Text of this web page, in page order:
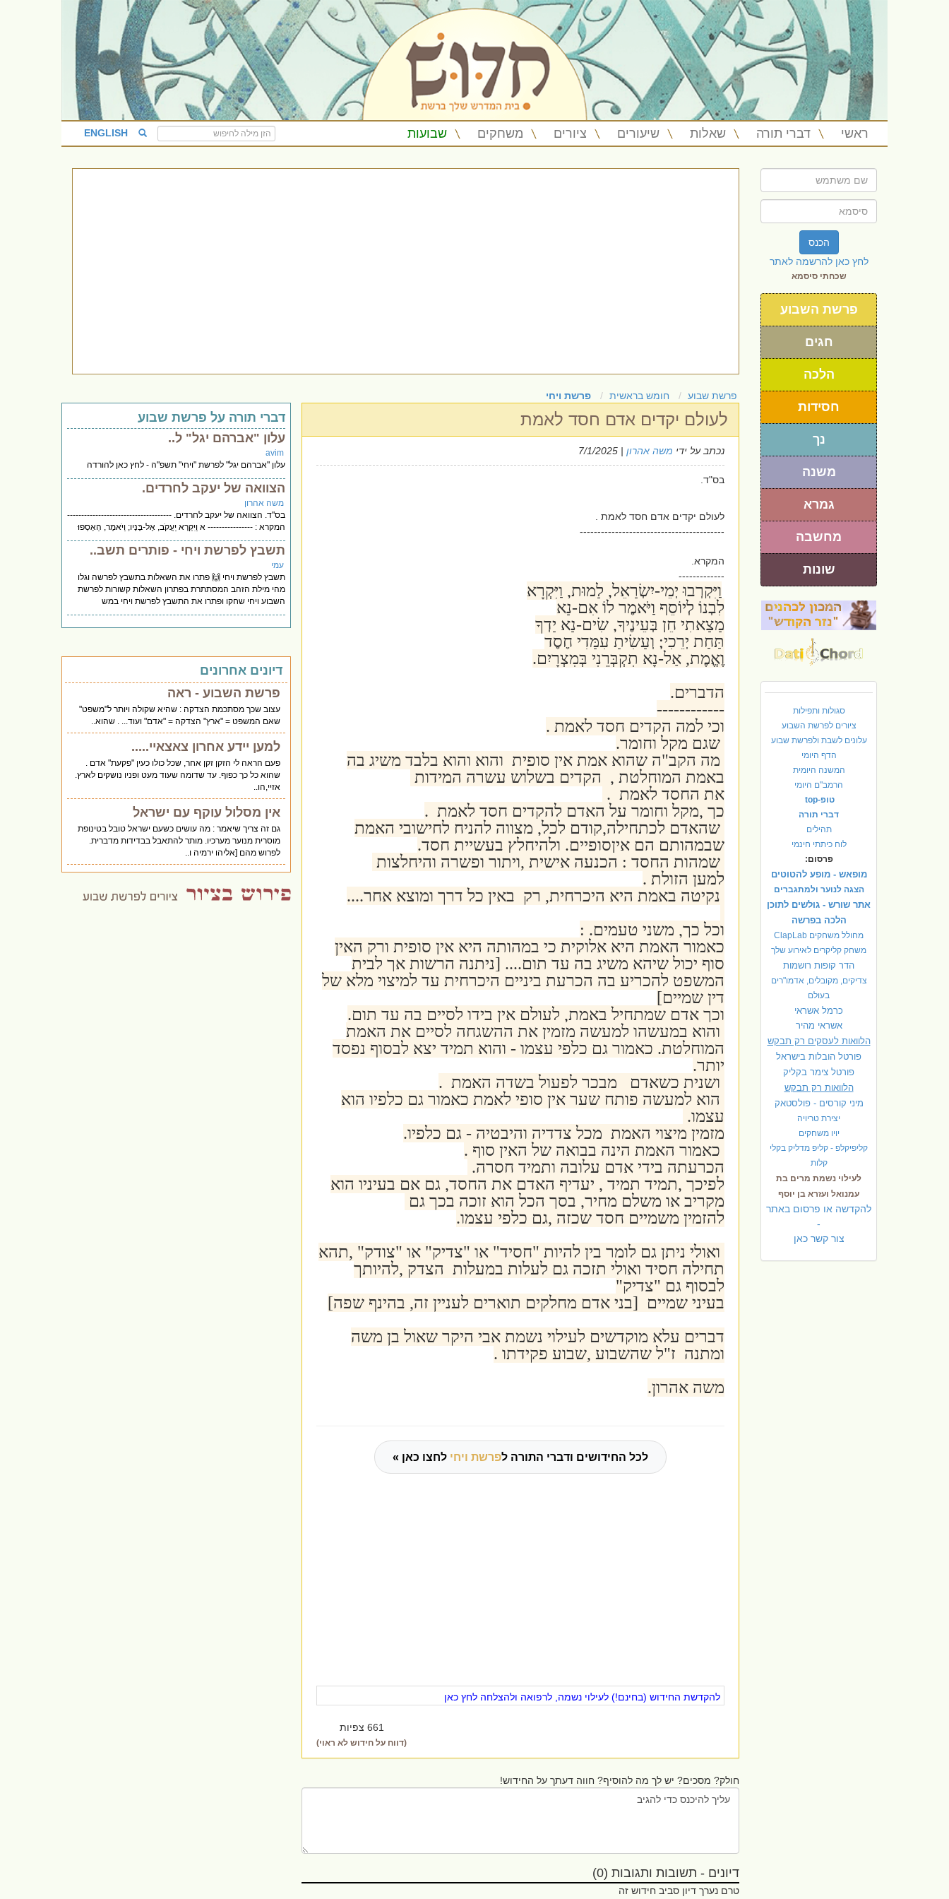
ראשי דברי תורה שאלות שיעורים ציורים משחקים שבועות ENGLISH
הכנס
לחץ כאן להרשמה לאתר
שכחתי סיסמא
פרשת השבוע
חגים
הלכה
חסידות
נך
משנה
גמרא
מחשבה
שונות
סגולות ותפילות
ציורים לפרשת השבוע
עלונים לשבת ולפרשת שבוע
הדף היומי
המשנה היומית
הרמב"ם היומי
טופ-top
דברי תורה
תהילים
לוח כיתתי חינמי
פרסום:
מופאש - מופע להטוטים
הצגה לנוער ולמתגברים
אתר שורש - גולשים לתוכן
הלכה בפרשה
מחולל משחקים ClapLab
משחק קליקרים לאירוע שלך
הדר קופות רושמות
צדיקים, מקובלים, אדמו"רים
בעולם
כרמל אשראי
אשראי מהיר
הלוואות לעסקים רק תבקש
פורטל הובלות בישראל
פורטל צימר בקליק
הלוואות רק תבקש
מיני קורסים - פולסטאק
יצירת טריויה
יויו משחקים
קליפיקלפ - קליפ מדליק בקלי
קלות
לעילוי נשמת מרים בת
עמנואל ועזרא בן יוסף
להקדשה או פרסום באתר
-
צור קשר כאן
פרשת שבוע חומש בראשית פרשת ויחי
לעולם יקדים אדם חסד לאמת
נכתב על ידי משה אהרון | 7/1/2025
בס"ד.
לעולם יקדים אדם חסד לאמת .
-----------------------------------------
המקרא.
-------------
וַיִּקְרְבוּ יְמֵי-יִשְׂרָאֵל, לָמוּת, וַיִּקְרָא
לִבְנוֹ לְיוֹסֵף וַיֹּאמֶר לוֹ אִם-נָא
מָצָאתִי חֵן בְּעֵינֶיךָ, שִׂים-נָא יָדְךָ
תַּחַת יְרֵכִי; וְעָשִׂיתָ עִמָּדִי חֶסֶד
וֶאֱמֶת, אַל-נָא תִקְבְּרֵנִי בְּמִצְרָיִם.
הדברים.
------------
וכי למה הקדים חסד לאמת .
שגם מקל וחומר.
מה הקב"ה שהוא אמת אין סופית והוא והוא בלבד משיג בה
באמת המוחלטת , הקדים בשלוש עשרה המידות
את החסד לאמת .
כך ,מקל וחומר על האדם להקדים חסד לאמת .
שהאדם לכתחילה,קודם לכל, מצווה להניח לחישובי האמת
שבמהותם הם איןסופיים. ולהיחלץ בעשיית חסד.
שמהות החסד : הכנעה אישית ,ויתור ופשרה והיחלצות
למען הזולת .
נקיטה באמת היא היכרחית, רק באין כל דרך ומוצא אחר....
וכל כך, משני טעמים. :
כאמור האמת היא אלוקית כי במהותה היא אין סופית ורק האין
סוף יכול שיהא משיג בה עד תום.... [ניתנה הרשות אך לבית
המשפט להכריע בה הכרעת ביניים היכרחית עד למיצוי מלא של
דין שמיים]
וכך אדם שמתחיל באמת, לעולם אין בידו לסיים בה עד תום.
והוא במעשהו למעשה מזמין את ההשגחה לסיים את האמת
המוחלטת. כאמור גם כלפי עצמו - והוא תמיד יצא לבסוף נפסד
יותר.
ושנית כשאדם מבכר לפעול בשדה האמת .
הוא למעשה פותח שער אין סופי לאמת כאמור גם כלפיו הוא
עצמו.
מזמין מיצוי האמת מכל צדדיה והיבטיה - גם כלפיו.
כאמור האמת הינה בבואה של האין סוף .
הכרעתה בידי אדם עלובה ותמיד חסרה.
לפיכך ,תמיד תמיד , יעדיף האדם את החסד, גם אם בעיניו הוא
מקריב או משלם מחיר, בסך הכל הוא זוכה בכך גם
להזמין משמיים חסד שכזה ,גם כלפי עצמו.
ואולי ניתן גם לומר בין להיות "חסיד" או "צדיק" או "צודק" ,תהא
תחילה חסיד ואולי תזכה גם לעלות במעלות הצדק ,להיותך
לבסוף גם "צדיק"
בעיני שמיים [בני אדם מחלקים תוארים לעניין זה, בהינף שפה]
דברים עלא מוקדשים לעילוי נשמת אבי היקר שאול בן משה
ומתנה ז"ל שהשבוע ,שבוע פקידתו .
משה אהרון.
לכל החידושים ודברי התורה לפרשת ויחי לחצו כאן »
להקדשת החידוש (בחינם!) לעילוי נשמה, לרפואה ולהצלחה לחץ כאן
661 צפיות
(דווח על חידוש לא ראוי)
חולק? מסכים? יש לך מה להוסיף? חווה דעתך על החידוש!
דיונים - תשובות ותגובות (0)
טרם נערך דיון סביב חידוש זה
דברי תורה על פרשת שבוע
עלון "אברהם יגל" ל..
avim
עלון "אברהם יגל" לפרשת "ויחי" תשפ"ה - לחץ כאן להורדה
הצוואה של יעקב לחרדים.
משה אהרון
בס"ד. הצוואה של יעקב לחרדים. -------------------------------------
המקרא : ---------------- א וַיִּקְרָא יַעֲקֹב, אֶל-בָּנָיו; וַיֹּאמֶר, הֵאָסְפוּ
תשבץ לפרשת ויחי - פותרים תשב..
עמי
תשבץ לפרשת ויחי 🙌 פתרו את השאלות בתשבץ לפרשה וגלו
מהי מילת הזהב המסתתרת בפתרון השאלות קשורות לפרשת
השבוע ויחי שחקו ופתרו את התשבץ לפרשת ויחי במש
דיונים אחרונים
פרשת השבוע - ראה
עצוב שכך מסתכמת הצדקה : שהיא שקולה ויותר ל"משפט"
שאם המשפט = "ארץ" הצדקה = "אדם" ועוד... . שהוא..
למען יידע אחרון צאצאיי.....
פעם הראה לי הזקן זקן אחר, שכל כולו כעין "פקעת" אדם .
שהוא כל כך כפוף. עד שדומה שעוד מעט ופניו נושקים לארץ.
אזיי,הו..
אין מסלול עוקף עם ישראל
גם זה צריך שיאמר : מה עושים כשעם ישראל טובל בטינופת
מוסרית מנוער מערכיו. מותר להתאבל בבדידות מדברית.
לפרוש מהם [אליהו ירמיה ו..